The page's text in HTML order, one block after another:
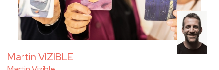
Martin VIZIBLE